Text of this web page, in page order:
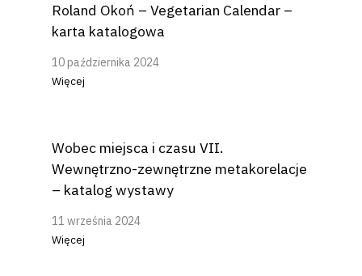
Roland Okoń – Vegetarian Calendar –
karta katalogowa
10 października 2024
Więcej
Wobec miejsca i czasu VII.
Wewnętrzno-zewnętrzne metakorelacje
– katalog wystawy
11 września 2024
Więcej